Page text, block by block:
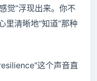
觉”浮现出来。你不
里清晰地“知道”那种
这个声音直